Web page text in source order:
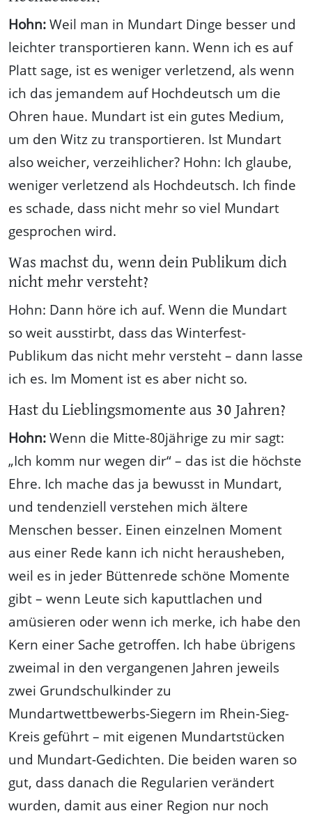
Hohn:Weil man in Mundart Dinge besser und
leichter transportieren kann. Wenn ich es auf
Platt sage, ist es weniger verletzend, als wenn
ich das jemandem auf Hochdeutsch um die
Ohren haue. Mundart ist ein gutes Medium,
um den Witz zu transportieren. Ist Mundart
also weicher, verzeihlicher? Hohn: Ich glaube,
weniger verletzend als Hochdeutsch. Ich finde
es schade, dass nicht mehr so viel Mundart
gesprochen wird.
Was machst du, wenn dein Publikum dich
nicht mehr versteht?
Hohn: Dann höre ich auf. Wenn die Mundart
so weit ausstirbt, dass das Winterfest-
Publikum das nicht mehr versteht – dann lasse
ich es. Im Moment ist es aber nicht so.
Hast du Lieblingsmomente aus 30 Jahren?
Hohn:Wenn die Mitte-80jährige zu mir sagt:
„Ich komm nur wegen dir“ – das ist die höchste
Ehre. Ich mache das ja bewusst in Mundart,
und tendenziell verstehen mich ältere
Menschen besser. Einen einzelnen Moment
aus einer Rede kann ich nicht herausheben,
weil es in jeder Büttenrede schöne Momente
gibt – wenn Leute sich kaputtlachen und
amüsieren oder wenn ich merke, ich habe den
Kern einer Sache getroffen. Ich habe übrigens
zweimal in den vergangenen Jahren jeweils
zwei Grundschulkinder zu
Mundartwettbewerbs-Siegern im Rhein-Sieg-
Kreis geführt – mit eigenen Mundartstücken
und Mundart-Gedichten. Die beiden waren so
gut, dass danach die Regularien verändert
wurden, damit aus einer Region nur noch